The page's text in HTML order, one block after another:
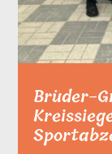
Brüder-